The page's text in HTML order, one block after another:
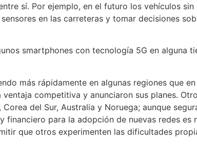
sí. Por ejemplo, en el futuro los vehículos
en las carreteras y tomar decisiones
smartphones con tecnología 5G en alguna
más rápidamente en algunas regiones que
competitiva y anunciaron sus planes.
del Sur, Australia y Noruega; aunque
para la adopción de nuevas redes es
que otros experimenten las dificultades